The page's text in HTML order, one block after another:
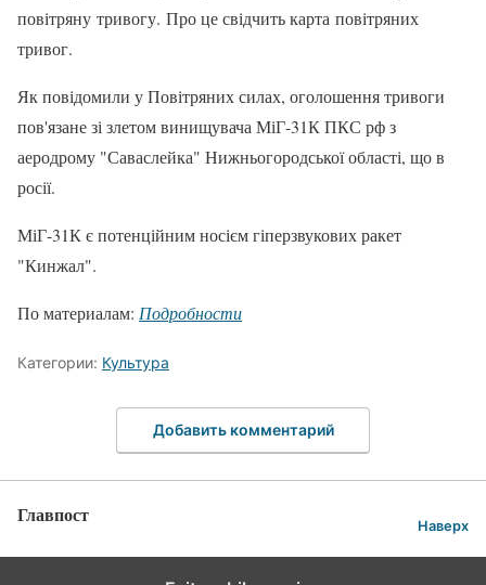
повітряну тривогу. Про це свідчить карта повітряних
тривог.
Як повідомили у Повітряних силах, оголошення тривоги
пов'язане зі злетом винищувача МіГ-31К ПКС рф з
аеродрому "Саваслейка" Нижньогородської області, що в
росії.
МіГ-31К є потенційним носієм гіперзвукових ракет
"Кинжал".
По материалам: Подробности
Категории: Культура
Добавить комментарий
Главпост Наверх